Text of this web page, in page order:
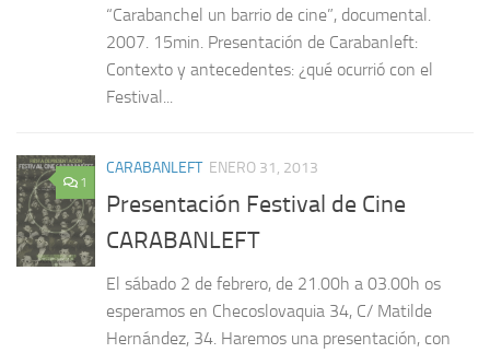
“Carabanchel un barrio de cine”, documental.
2007. 15min. Presentación de Carabanleft:
Contexto y antecedentes: ¿qué ocurrió con el
Festival...
1
CARABANLEFT ENERO 31, 2013
Presentación Festival de Cine
CARABANLEFT
El sábado 2 de febrero, de 21.00h a 03.00h os
esperamos en Checoslovaquia 34, C/ Matilde
Hernández, 34. Haremos una presentación, con